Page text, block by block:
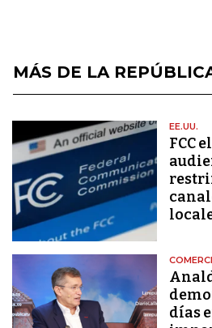
MÁS DE LA
EE.UU.
FCC
días